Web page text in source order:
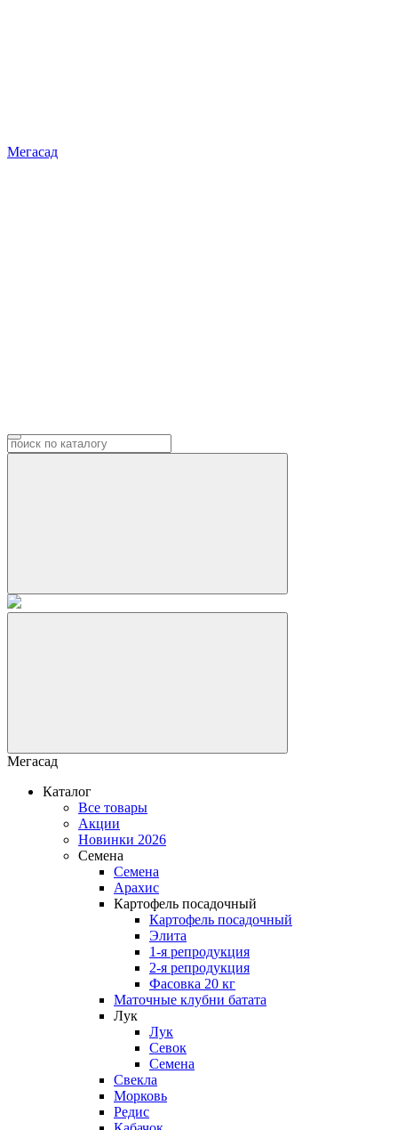
Мегасад
Мегасад
Каталог
Все товары
Акции
Новинки 2026
Семена
Семена
Арахис
Картофель посадочный
Картофель посадочный
Элита
1-я репродукция
2-я репродукция
Фасовка 20 кг
Маточные клубни батата
Лук
Лук
Севок
Семена
Свекла
Морковь
Редис